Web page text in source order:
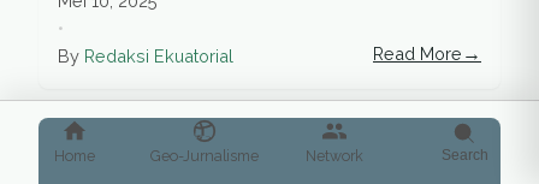
•
By Redaksi Ekuatorial Read More →
Home Geo-Jurnalisme Network Search